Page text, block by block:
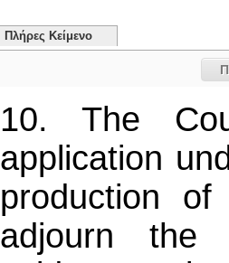
Πλήρες Κείμενο
10. The
application
production
adjourn the